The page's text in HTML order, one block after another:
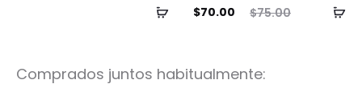
Añadir
$75.00
El
era:
$70.00
es:
Comprados juntos habitualmente: